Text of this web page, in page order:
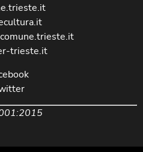
trieste.it